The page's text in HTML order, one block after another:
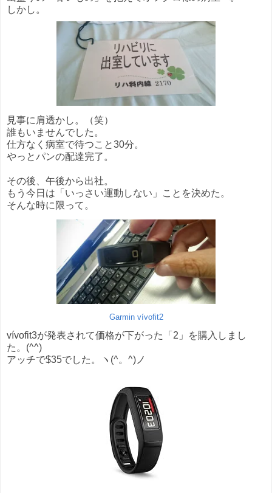
しかし。
見事に肩透かし。（笑）
誰もいませんでした。
仕方なく病室で待つこと30分。
やっとパンの配達完了。
その後、午後から出社。
もう今日は「いっさい運動しない」ことを決めた。
そんな時に限って。
Garmin vívofit2
vívofit3が発表されて価格が下がった「2」を購入しまし
た。(^^)
アッチで$35でした。ヽ(^。^)ノ